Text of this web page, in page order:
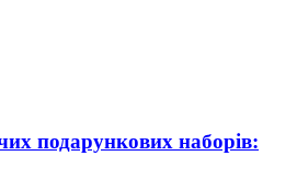
подарункових наборів: